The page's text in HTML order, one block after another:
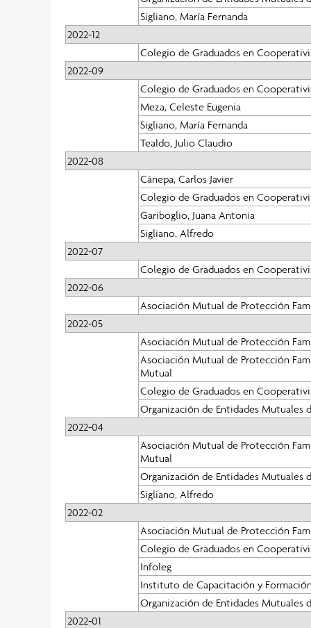
Sigliano, María Fernanda
2022-12
Colegio de Graduados en
2022-09
Colegio de Graduados en
Meza, Celeste Eugenia
Sigliano, María Fernanda
Tealdo, Julio Claudio
2022-08
Cánepa, Carlos Javier
Colegio de Graduados en
Gariboglio, Juana Antonia
Sigliano, Alfredo
2022-07
Colegio de Graduados en
2022-06
Asociación Mutual de Protección
2022-05
Asociación Mutual de Protección
Asociación Mutual de Protección
Mutual
Colegio de Graduados en
Organización de Entidades Mutuales
2022-04
Asociación Mutual de Protección
Mutual
Organización de Entidades Mutuales
Sigliano, Alfredo
2022-02
Asociación Mutual de Protección
Colegio de Graduados en
Infoleg
Instituto de Capacitación y
Organización de Entidades Mutuales
2022-01